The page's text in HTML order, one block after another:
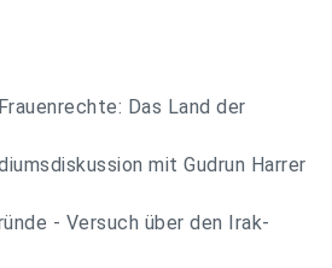
Das Land der
mit Gudrun Harrer
- Versuch über den Irak-